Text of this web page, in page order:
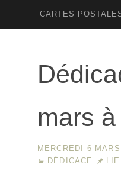
CARTES
mars
MERCREDI 6
DÉDICACE